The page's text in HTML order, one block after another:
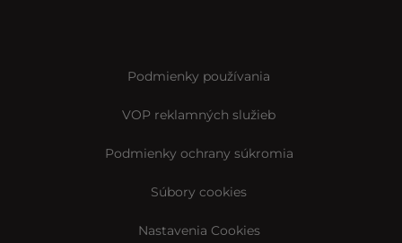
Podmienky používania
VOP reklamných služieb
Podmienky ochrany súkromia
Súbory cookies
Nastavenia Cookies